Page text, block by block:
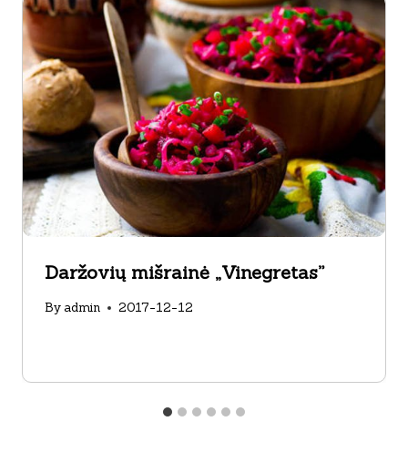
Daržovių mišrainė „Vinegretas”
By admin 2017-12-12